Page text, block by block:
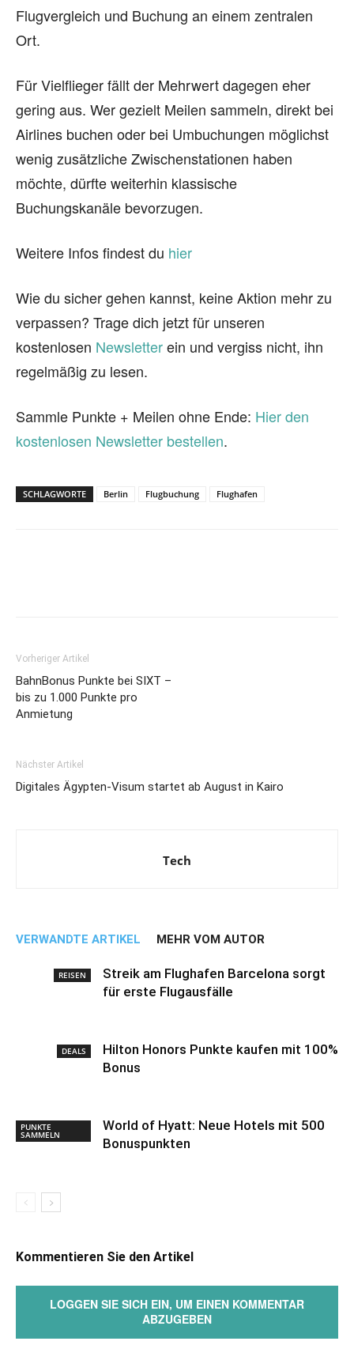
Flugvergleich und Buchung an einem zentralen
Ort.
Für Vielflieger fällt der Mehrwert dagegen eher
gering aus. Wer gezielt Meilen sammeln, direkt bei
Airlines buchen oder bei Umbuchungen möglichst
wenig zusätzliche Zwischenstationen haben
möchte, dürfte weiterhin klassische
Buchungskanäle bevorzugen.
Weitere Infos findest du hier
Wie du sicher gehen kannst, keine Aktion mehr zu
verpassen? Trage dich jetzt für unseren
kostenlosen Newsletterein und vergiss nicht, ihn
regelmäßig zu lesen.
Sammle Punkte + Meilen ohne Ende: Hier den
kostenlosen Newsletter bestellen.
SCHLAGWORTE Berlin Flugbuchung Flughafen
Vorheriger Artikel
BahnBonus Punkte bei SIXT –
bis zu 1.000 Punkte pro
Anmietung
Nächster Artikel
Digitales Ägypten-Visum startet ab August in Kairo
Tech
VERWANDTE ARTIKEL MEHR VOM AUTOR
REISEN
Streik am Flughafen Barcelona sorgt
für erste Flugausfälle
DEALS
Hilton Honors Punkte kaufen mit 100%
Bonus
PUNKTE
SAMMELN
World of Hyatt: Neue Hotels mit 500
Bonuspunkten
Kommentieren Sie den Artikel
LOGGEN SIE SICH EIN, UM EINEN KOMMENTAR
ABZUGEBEN